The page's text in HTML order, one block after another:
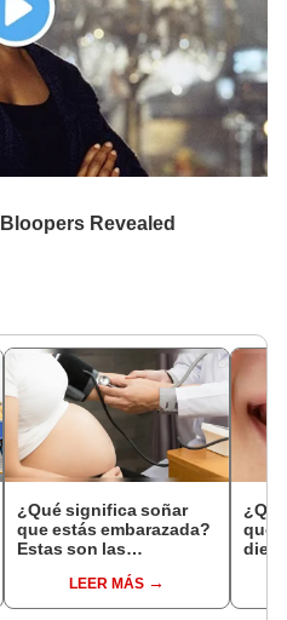
¿Qué significa soñar
que estás embarazada?
Estas son las
comunesLEER MÁS
que